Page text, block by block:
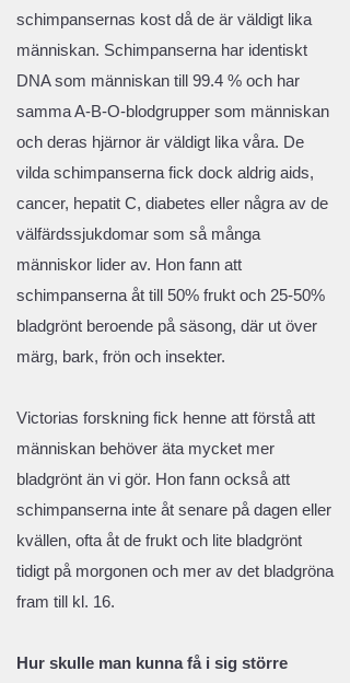
schimpansernas kost då de är väldigt lika
människan. Schimpanserna har identiskt
DNA som människan till 99.4 % och har
samma A-B-O-blodgrupper som människan
och deras hjärnor är väldigt lika våra. De
vilda schimpanserna fick dock aldrig aids,
cancer, hepatit C, diabetes eller några av de
välfärdssjukdomar som så många
människor lider av. Hon fann att
schimpanserna åt till 50% frukt och 25-50%
bladgrönt beroende på säsong, där ut över
märg, bark, frön och insekter.
Victorias forskning fick henne att förstå att
människan behöver äta mycket mer
bladgrönt än vi gör. Hon fann också att
schimpanserna inte åt senare på dagen eller
kvällen, ofta åt de frukt och lite bladgrönt
tidigt på morgonen och mer av det bladgröna
fram till kl. 16.
Hur skulle man kunna få i sig större